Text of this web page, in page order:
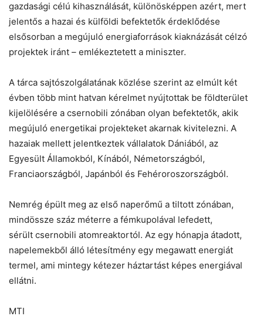
gazdasági célú kihasználását, különösképpen azért, mert
jelentős a hazai és külföldi befektetők érdeklődése
elsősorban a megújuló energiaforrások kiaknázását célzó
projektek iránt – emlékeztetett a miniszter.
A tárca sajtószolgálatának közlése szerint az elmúlt két
évben több mint hatvan kérelmet nyújtottak be földterület
kijelölésére a csernobili zónában olyan befektetők, akik
megújuló energetikai projekteket akarnak kivitelezni. A
hazaiak mellett jelentkeztek vállalatok Dániából, az
Egyesült Államokból, Kínából, Németországból,
Franciaországból, Japánból és Fehéroroszországból.
Nemrég épült meg az első naperőmű a tiltott zónában,
mindössze száz méterre a fémkupolával lefedett,
sérült csernobili atomreaktortól. Az egy hónapja átadott,
napelemekből álló létesítmény egy megawatt energiát
termel, ami mintegy kétezer háztartást képes energiával
ellátni.
MTI